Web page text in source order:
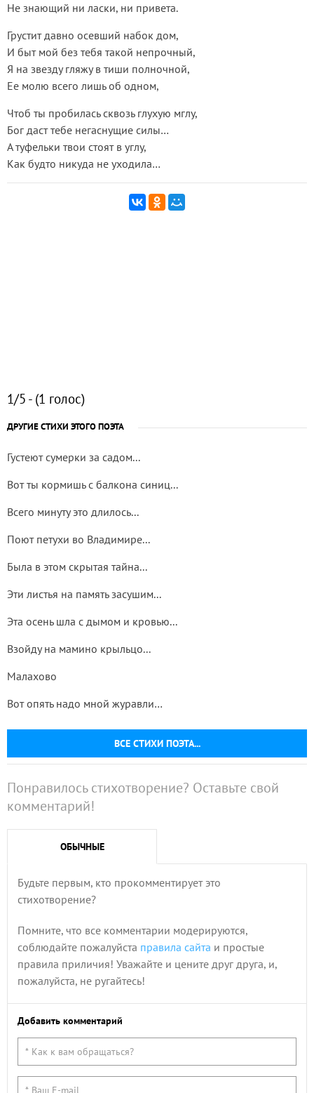
Не знающий ни ласки, ни привета.
Грустит давно осевший набок дом,
И быт мой без тебя такой непрочный,
Я на звезду гляжу в тиши полночной,
Ее молю всего лишь об одном,
Чтоб ты пробилась сквозь глухую мглу,
Бог даст тебе негаснущие силы…
А туфельки твои стоят в углу,
Как будто никуда не уходила…
1/5 - (1 голос)
ДРУГИЕ СТИХИ ЭТОГО ПОЭТА
ВСЕ СТИХИ ПОЭТА...
Густеют сумерки за садом...
Вот ты кормишь с балкона синиц...
Всего минуту это длилось...
Поют петухи во Владимире...
Была в этом скрытая тайна...
Эти листья на память засушим...
Эта осень шла с дымом и кровью...
Взойду на мамино крыльцо...
Малахово
Вот опять надо мной журавли…
Понравилось стихотворение? Оставьте свой
комментарий!
ОБЫЧНЫЕ
Будьте первым, кто прокомментирует это
стихотворение?
Помните, что все комментарии модерируются,
соблюдайте пожалуйста правила сайта и простые
правила приличия! Уважайте и цените друг друга, и,
пожалуйста, не ругайтесь!
Добавить комментарий